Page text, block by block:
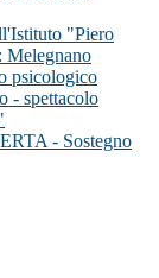
"Piero
Melegnano
psicologico
- spettacolo
- Sostegno